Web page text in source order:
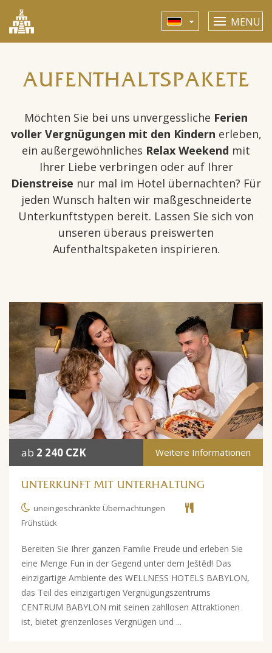
MENU
AUFENTHALTSPAKETE
Möchten Sie bei uns unvergessliche Ferien
voller Vergnügungen mit den Kindern erleben,
ein außergewöhnliches Relax Weekend mit
Ihrer Liebe verbringen oder auf Ihrer
Dienstreise nur mal im Hotel übernachten? Für
jeden Wunsch halten wir maßgeschneiderte
Unterkunftstypen bereit. Lassen Sie sich von
unseren überaus preiswerten
Aufenthaltspaketen inspirieren.
ab 2 240 CZK Weitere Informationen
UNTERKUNFT MIT UNTERHALTUNG
uneingeschränkte Übernachtungen
Frühstück
Bereiten Sie Ihrer ganzen Familie Freude und erleben Sie
eine Menge Fun in der Gegend unter dem Ještěd! Das
einzigartige Ambiente des WELLNESS HOTELS BABYLON,
das Teil des einzigartigen Vergnügungszentrums
CENTRUM BABYLON mit seinen zahllosen Attraktionen
ist, bietet grenzenloses Vergnügen und ...